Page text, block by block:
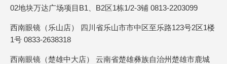
02地块万达广场项目B1、B2区1栋1/2-3铺 0813-2203099
西南眼镜（乐山店） 四川省乐山市市中区至乐路123号2区1楼
1号 0833-2638318
西南眼镜（楚雄中大店） 云南省楚雄彝族自治州楚雄市鹿城